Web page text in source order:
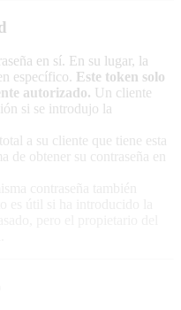
en sí. En su lugar, la
específico. Este token solo
autorizado. Un cliente
si se introdujo la
a su cliente que tiene esta
obtener su contraseña en